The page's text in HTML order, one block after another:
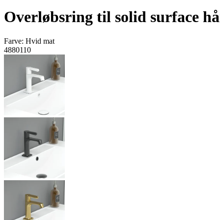
Overløbsring til solid surface
Farve: Hvid mat
4880110